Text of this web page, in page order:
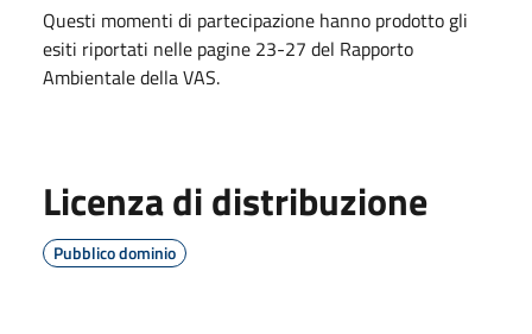
Questi momenti di partecipazione hanno prodotto gli
esiti riportati nelle pagine 23-27 del Rapporto
Ambientale della VAS.
Licenza di distribuzione
Pubblico dominio